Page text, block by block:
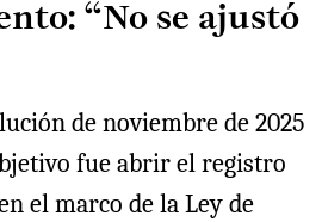
“No se ajustó
de noviembre de 2025
fue abrir el registro
el marco de la Ley de